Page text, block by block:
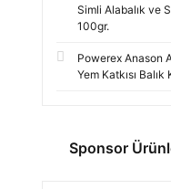
Simli Alabalık ve
100gr.
Powerex Anason
Yem Katkısı Balık
Sponsor